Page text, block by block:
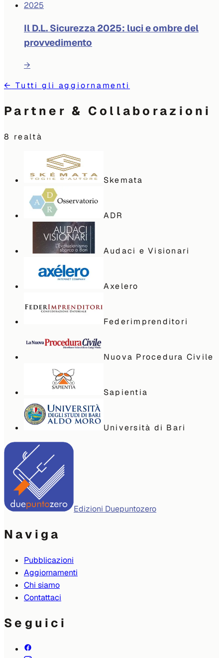
2025
Il D.L. Sicurezza 2025: luci e ombre del
provvedimento
→
← Tutti gli aggiornamenti
Partner & Collaborazioni
8 realtà
Skemata
ADR
Audaci e Visionari
Axelero
Federimprenditori
Nuova Procedura Civile
Sapientia
Università di Bari
Edizioni Duepuntozero
Naviga
Pubblicazioni
Aggiornamenti
Chi siamo
Contattaci
Seguici